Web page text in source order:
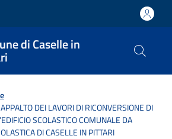
di Caselle in
DEI LAVORI DI RICONVERSIONE DI
SCOLASTICO COMUNALE DA
DI CASELLE IN PITTARI